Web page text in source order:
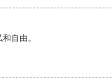
自由。